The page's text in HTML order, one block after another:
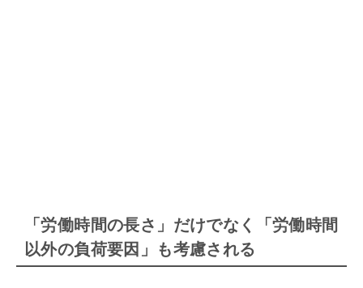
「労働時間の長さ」だけでなく「労働時間
以外の負荷要因」も考慮される